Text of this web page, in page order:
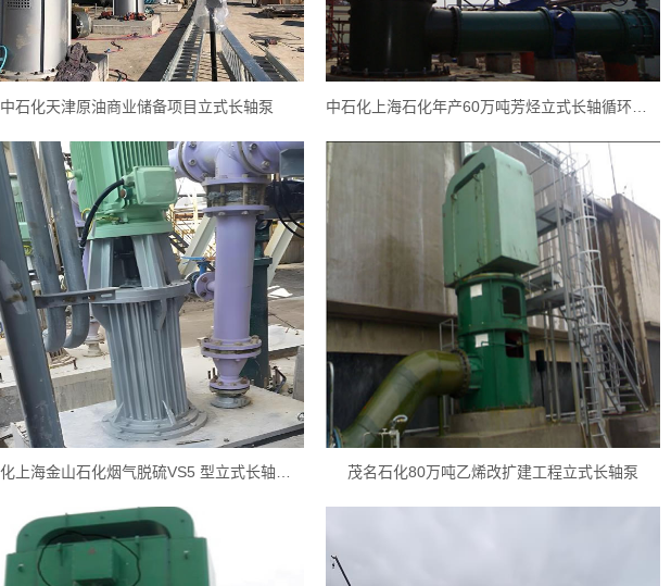
中石化天津原油商业储备项目立式长轴泵 中石化上海石化年产60万吨芳烃立式长轴循环水泵
中石化上海金山石化烟气脱硫VS5 型立式长轴地坑泵 茂名石化80万吨乙烯改扩建工程立式长轴泵